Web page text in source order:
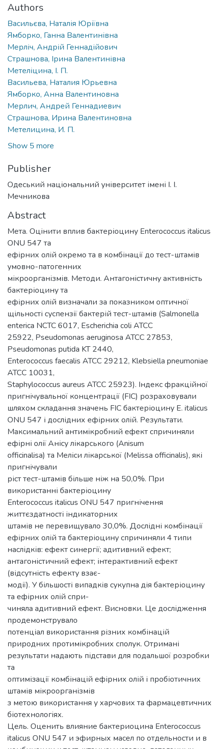
Authors
Васильєва, Наталія Юріївна
Ямборко, Ганна Валентинівна
Мерліч, Андрій Геннадійович
Страшнова, Ірина Валентинівна
Метеліцина, І. П.
Васильева, Наталия Юрьевна
Ямборко, Анна Валентиновна
Мерлич, Андрей Геннадиевич
Страшнова, Ирина Валентиновна
Метелицина, И. П.
Show 5 more
Publisher
Одеський національний університет імені І. І.
Мечникова
Abstract
Мета. Оцінити вплив бактеріоцину Enterococcus italicus
ONU 547 та
ефірних олій окремо та в комбінації до тест-штамів
умовно-патогенних
мікроорганізмів. Методи. Антагоністичну активність
бактеріоцину та
ефірних олій визначали за показником оптичної
щільності суспензії бактерій тест-штамів (Salmonella
enterica NCTC 6017, Escherichia coli АТСС
25922, Pseudomonas aeruginosa АТСС 27853,
Pseudomonas putida KT 2440,
Enterococcus faecalis АТСС 29212, Klebsiella pneumoniae
АТСС 10031,
Staphylococcus aureus АТСС 25923). Індекс фракційної
пригнічувальної концентрації (FIC) розраховували
шляхом складання значень FIC бактеріоцину E. italicus
ONU 547 і дослідних ефірних олій. Результати.
Максимальний антимікробний ефект спричиняли
ефірні олії Анісу лікарського (Anisum
officinalisa) та Меліси лікарської (Melissa officinalis), які
пригнічували
ріст тест-штамів більше ніж на 50,0%. При
використанні бактеріоцину
Enterococcus italicus ONU 547 пригнічення
життєздатності індикаторних
штамів не перевищувало 30,0%. Дослідні комбінації
ефірних олій та бактеріоцину спричиняли 4 типи
наслідків: ефект синергії; адитивний ефект;
антагоністичний ефект; інтерактивний ефект
(відсутність ефекту взає-
модії). У більшості випадків сукупна дія бактеріоцину
та ефірних олій спри-
чиняла адитивний ефект. Висновки. Це дослідження
продемонструвало
потенціал використання різних комбінацій
природних протимікробних сполук. Отримані
результати надають підстави для подальшої розробки
та
оптимізації комбінацій ефірних олій і пробіотичних
штамів мікроорганізмів
з метою використання у харчових та фармацевтичних
біотехнологіях.
Цель. Оценить влияние бактериоцина Enterococcus
italicus ONU 547 и эфирных масел по отдельности и в